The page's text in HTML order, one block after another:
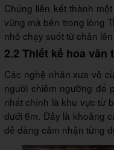
Chúng liên kết thành
vững mà bên trong lòng
nhỏ chạy suốt từ chân
2.2 Thiết kế hoa văn
Các nghệ nhân xưa vô
người chiêm ngưỡng để
nhất chính là khu vực từ
dưới 6m. Đây là khoảng
dễ dàng cảm nhận từng